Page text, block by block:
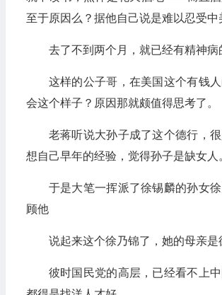
至于原因么？据他自己说是难以忍受中
去了不到两个月，就已经有精神病
这样的公子哥，在美国这个有钱
会这个样子？原因那就颇值得思考了。
老蒋听说大孙子成了这个德行，
想自己早年的经验，觉得孙子是缺女人
于是大笔一挥派了徐锡麟的孙女
顾他
说起来这个徐乃锦了，她的母亲是
彼时国民党的高层，已经看不上